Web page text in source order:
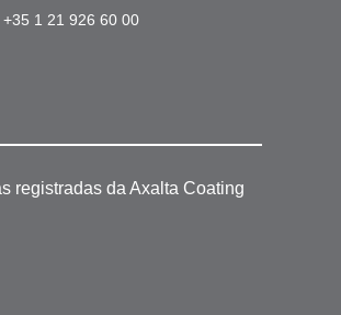
+35 1 21 926 60 00
registradas da Axalta Coating